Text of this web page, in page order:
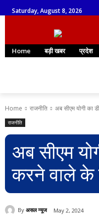
Saturday, August 8, 2026
Home बड़ी खबर प्रदेश
Home राजनीति अब सीएम योगी का
राजनीति
अब सीएम
करने वाले के
By असल न्यूज May 2, 2024